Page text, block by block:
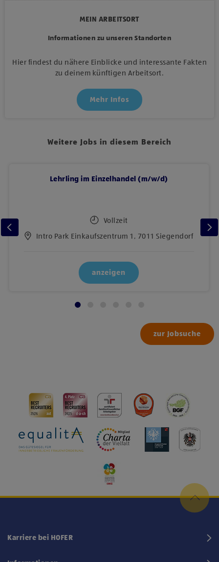
MEIN ARBEITSORT
Informationen zu unseren Standorten
Hier findest du nähere Einblicke und interessante Fakten
zu deinem künftigen Arbeitsort.
Mehr Infos
Weitere Jobs in diesem Bereich
Lehrling im Einzelhandel (m/w/d)
Vollzeit
Intro Park Einkaufszentrum 1, 7011 Siegendorf
anzeigen
zur Jobsuche
Karriere bei HOFER